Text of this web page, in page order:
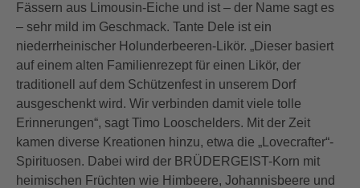
Fässern aus Limousin-Eiche und ist – der Name sagt es
– sehr mild im Geschmack. Tante Dele ist ein
niederrheinischer Holunderbeeren-Likör. „Dieser basiert
auf einem alten Familienrezept für einen Likör, der
traditionell auf dem Schützenfest in unserem Dorf
ausgeschenkt wird. Wir verbinden damit viele tolle
Erinnerungen“, sagt Timo Looschelders. Mit der Zeit
kamen diverse Kreationen hinzu, etwa die „Lovecrafter“-
Spirituosen. Dabei wird der BRÜDERGEIST-Korn mit
heimischen Früchten wie Himbeere, Johannisbeere und